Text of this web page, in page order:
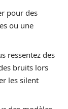
pour des
ou une
ressentez des
bruits lors
les silent